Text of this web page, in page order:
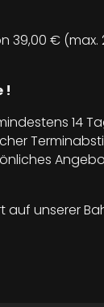
39,00 € (max.
!
14
auf unserer